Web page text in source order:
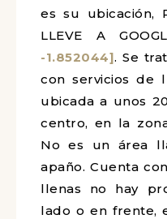
es su ubicación,
LLEVE A
-1.852044]. Se
con servicios de
ubicada a unos
centro, en la
No es un área
apaño. Cuenta
llenas no hay
lado o en frente,